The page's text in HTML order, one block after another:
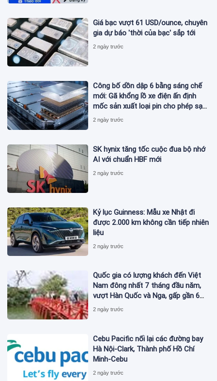
Giá bạc vượt 61 USD/ounce, chuyên
gia dự báo 'thời của bạc' sắp tới
2 ngày trước
Công bố dồn dập 6 bằng sáng chế
mới: Gã khổng lồ xe điện ấn định
mốc sản xuất loại pin cho phép sạc
1 lần đi từ Hà Nội đến TP.HCM
2 ngày trước
SK hynix tăng tốc cuộc đua bộ nhớ
AI với chuẩn HBF mới
2 ngày trước
Kỷ lục Guinness: Mẫu xe Nhật đi
được 2.000 km không cần tiếp nhiên
liệu
2 ngày trước
Quốc gia có lượng khách đến Việt
Nam đông nhất 7 tháng đầu năm,
vượt Hàn Quốc và Nga, gấp gần 6
lần Ấn Độ
2 ngày trước
Cebu Pacific nối lại các đường bay
Hà Nội-Clark, Thành phố Hồ Chí
Minh-Cebu
2 ngày trước